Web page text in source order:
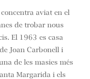
aviat en el
de trobar nous
El 1963 es casa
Joan Carbonell i
de les masies més
Margarida i els